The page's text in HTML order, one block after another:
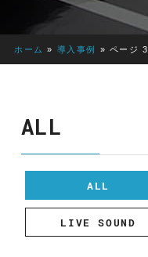
ホーム » 導入事例 » ページ 3
ALL
ALL
LIVE SOUND